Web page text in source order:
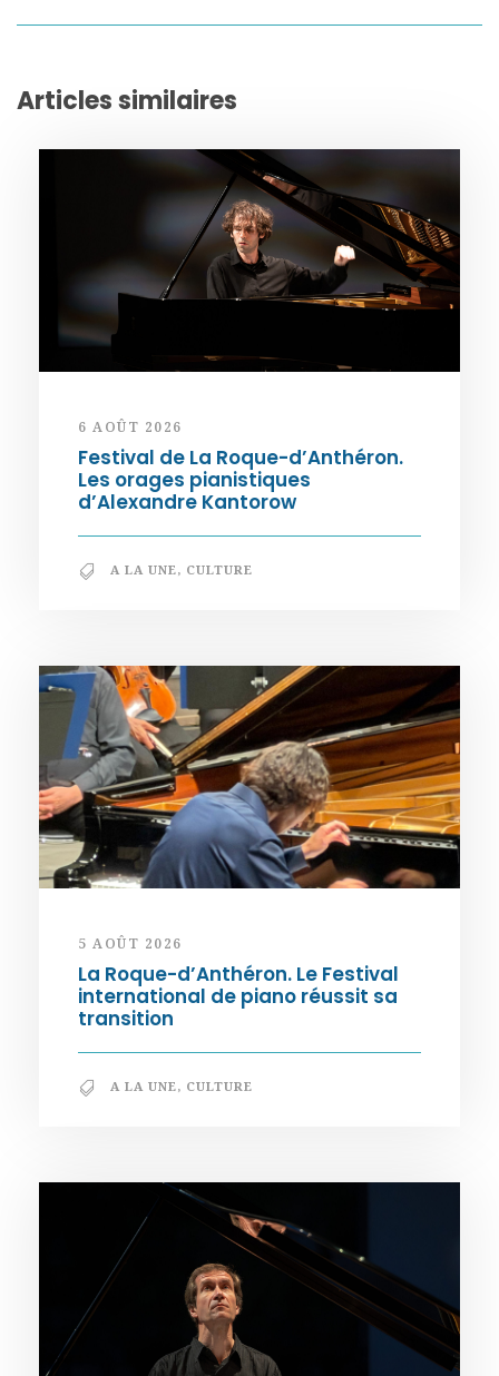
Articles similaires
6 AOÛT 2026
Festival de La Roque-d’Anthéron.
Les orages pianistiques
d’Alexandre Kantorow
A LA UNE, CULTURE
5 AOÛT 2026
La Roque-d’Anthéron. Le Festival
international de piano réussit sa
transition
A LA UNE, CULTURE